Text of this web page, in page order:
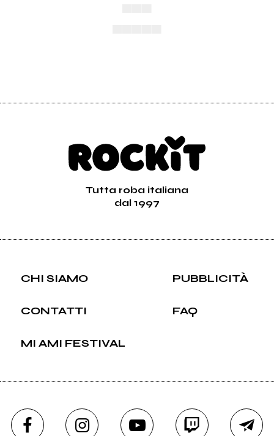
Tutta roba italiana
dal 1997
CHI SIAMO PUBBLICITÀ
CONTATTI FAQ
MI AMI FESTIVAL